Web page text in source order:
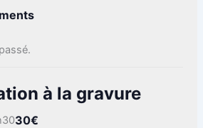
à la gravure
30€